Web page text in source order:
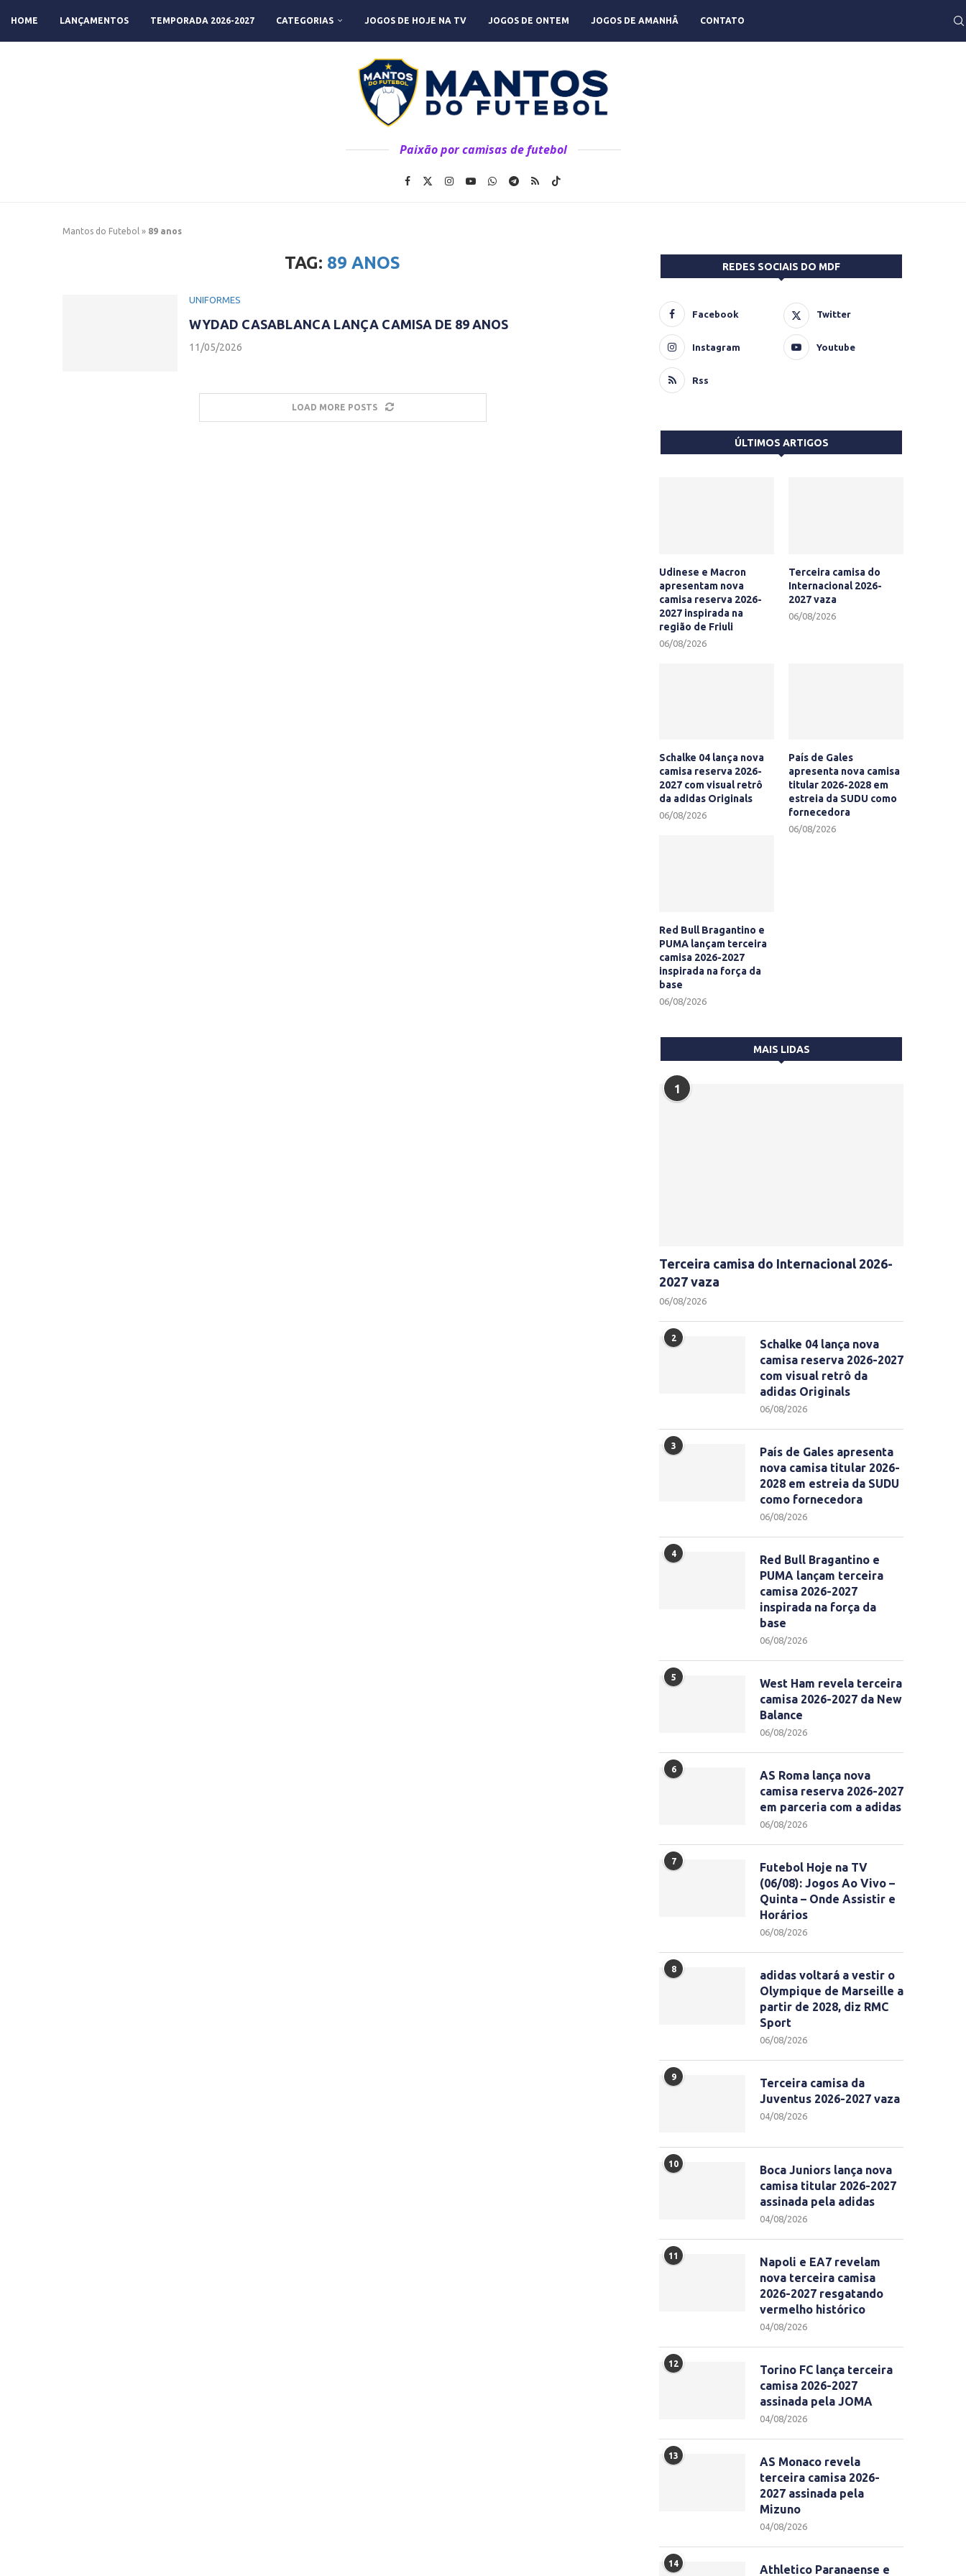
HOME LANÇAMENTOS TEMPORADA 2026-2027 CATEGORIAS JOGOS DE HOJE NA TV JOGOS DE ONTEM JOGOS DE AMANHÃ CONTATO
Paixão por camisas de futebol
Mantos do Futebol » 89 anos
TAG: 89 ANOS
UNIFORMES
WYDAD CASABLANCA LANÇA CAMISA DE 89 ANOS
11/05/2026
LOAD MORE POSTS
REDES SOCIAIS DO MDF
Facebook Twitter
Instagram Youtube
Rss
ÚLTIMOS ARTIGOS
Udinese e Macron
apresentam nova
camisa reserva 2026-
2027 inspirada na
região de Friuli
06/08/2026
Terceira camisa do
Internacional 2026-
2027 vaza
06/08/2026
Schalke 04 lança nova
camisa reserva 2026-
2027 com visual retrô
da adidas Originals
06/08/2026
País de Gales
apresenta nova camisa
titular 2026-2028 em
estreia da SUDU como
fornecedora
06/08/2026
Red Bull Bragantino e
PUMA lançam terceira
camisa 2026-2027
inspirada na força da
base
06/08/2026
MAIS LIDAS
1
Terceira camisa do Internacional 2026-
2027 vaza
06/08/2026
2
Schalke 04 lança nova
camisa reserva 2026-2027
com visual retrô da
adidas Originals
06/08/2026
3
País de Gales apresenta
nova camisa titular 2026-
2028 em estreia da SUDU
como fornecedora
06/08/2026
4
Red Bull Bragantino e
PUMA lançam terceira
camisa 2026-2027
inspirada na força da
base
06/08/2026
5
West Ham revela terceira
camisa 2026-2027 da New
Balance
06/08/2026
6
AS Roma lança nova
camisa reserva 2026-2027
em parceria com a adidas
06/08/2026
7
Futebol Hoje na TV
(06/08): Jogos Ao Vivo –
Quinta – Onde Assistir e
Horários
06/08/2026
8
adidas voltará a vestir o
Olympique de Marseille a
partir de 2028, diz RMC
Sport
06/08/2026
9
Terceira camisa da
Juventus 2026-2027 vaza
04/08/2026
10
Boca Juniors lança nova
camisa titular 2026-2027
assinada pela adidas
04/08/2026
11
Napoli e EA7 revelam
nova terceira camisa
2026-2027 resgatando
vermelho histórico
04/08/2026
12
Torino FC lança terceira
camisa 2026-2027
assinada pela JOMA
04/08/2026
13
AS Monaco revela
terceira camisa 2026-
2027 assinada pela
Mizuno
04/08/2026
14
Athletico Paranaense e